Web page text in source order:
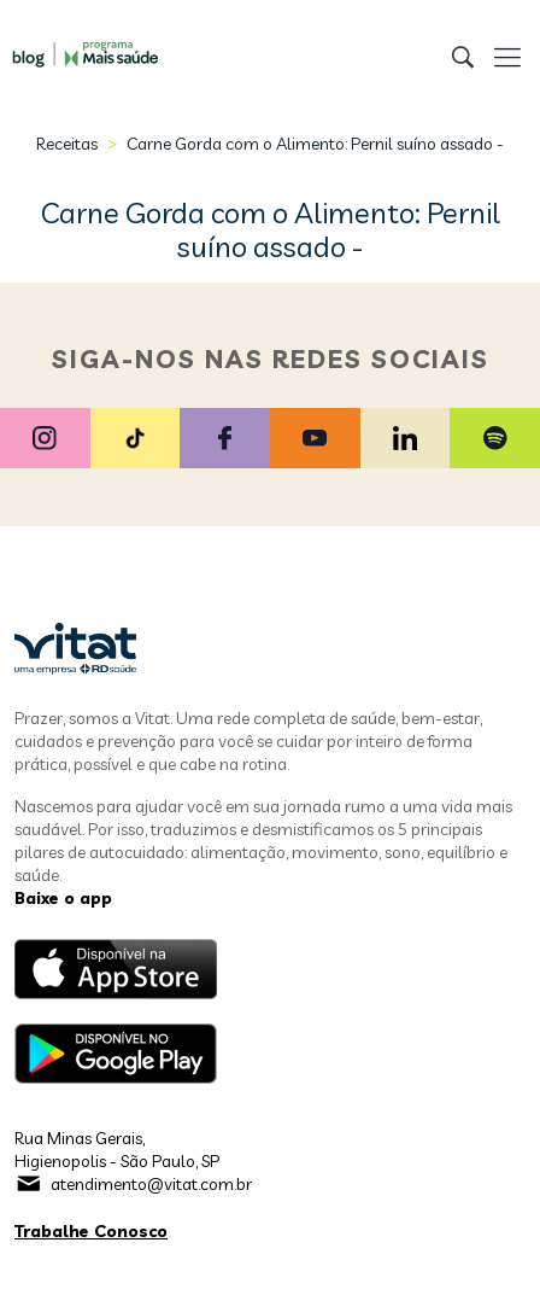
Receitas > Carne Gorda com o Alimento: Pernil suíno assado -
Carne Gorda com o Alimento: Pernil
suíno assado -
SIGA-NOS NAS REDES SOCIAIS
Prazer, somos a Vitat. Uma rede completa de saúde, bem-estar,
cuidados e prevenção para você se cuidar por inteiro de forma
prática, possível e que cabe na rotina.
Nascemos para ajudar você em sua jornada rumo a uma vida mais
saudável. Por isso, traduzimos e desmistificamos os 5 principais
pilares de autocuidado: alimentação, movimento, sono, equilíbrio e
saúde.
Baixe o app
Rua Minas Gerais,
Higienopolis - São Paulo, SP
atendimento@vitat.com.br
Trabalhe Conosco